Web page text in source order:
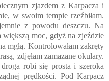
zjazdem z Karpacza i
w swoim tempie rzeźbiłam.
z powodu deszczu. Na
większą moc, gdyż na zjeździe
mgłą. Kontrolowałam zakręty
zdjęłam zamazane okulary.
robi się prosta i szeroka
prędkości. Pod Karpacz